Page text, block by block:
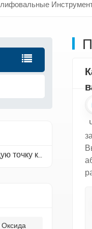
для вашего проекта
Оксида
Чтобы правильно выбрать контактные